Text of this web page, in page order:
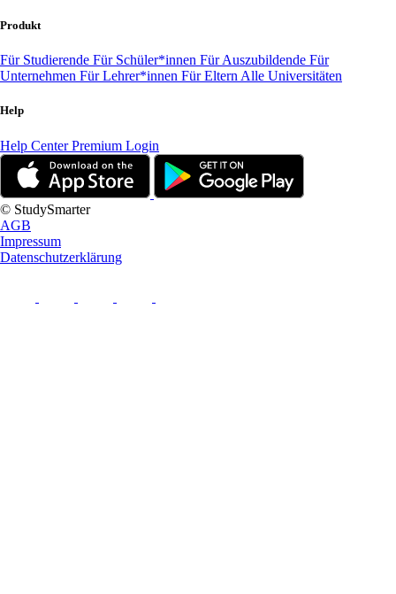
Produkt
Für Studierende Für Schüler*innen Für Auszubildende Für
Unternehmen Für Lehrer*innen Für Eltern Alle Universitäten
Help
Help CenterPremium Login
© StudySmarter
AGB
Impressum
Datenschutzerklärung